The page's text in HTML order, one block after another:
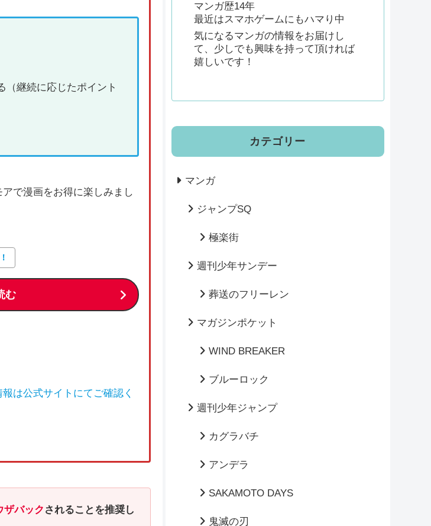
（継続に応じたポイント
で漫画をお得に楽しみまし
む
は公式サイトにてご確認く
ザバック されることを推奨し
マンガ歴14年
最近はスマホゲームにもハマり中
気になるマンガの情報をお届けし
て、少しでも興味を持って頂ければ
嬉しいです！
カテゴリー
マンガ
ジャンプSQ
極楽街
週刊少年サンデー
葬送のフリーレン
マガジンポケット
WIND BREAKER
ブルーロック
週刊少年ジャンプ
カグラバチ
アンデラ
SAKAMOTO DAYS
鬼滅の刃